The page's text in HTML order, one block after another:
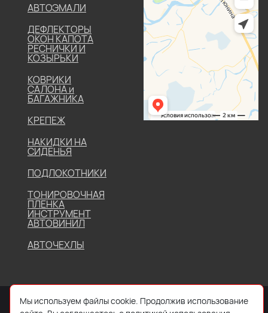
АВТОЭМАЛИ
ДЕФЛЕКТОРЫ
ОКОН КАПОТА
РЕСНИЧКИ И
КОЗЫРЬКИ
КОВРИКИ
САЛОНА и
БАГАЖНИКА
КРЕПЕЖ
НАКИДКИ НА
СИДЕНЬЯ
ПОДЛОКОТНИКИ
ТОНИРОВОЧНАЯ
ПЛЕНКА
ИНСТРУМЕНТ
АВТОВИНИЛ
АВТОЧЕХЛЫ
Мы используем файлы cookie. Продолжив использование